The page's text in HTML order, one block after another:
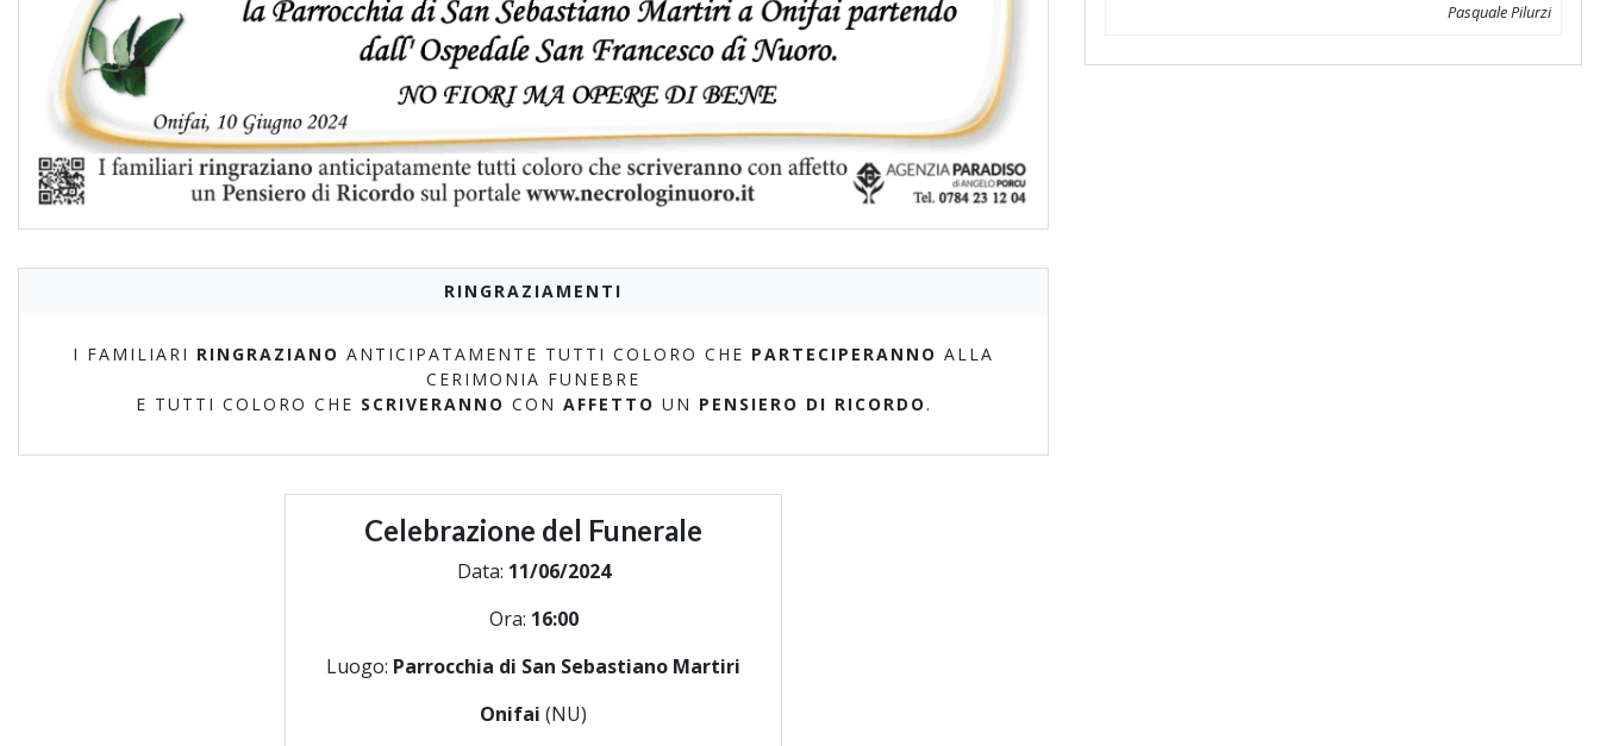
RINGRAZIAMENTI
I FAMILIARI RINGRAZIANO ANTICIPATAMENTE TUTTI COLORO CHE PARTECIPERANNO ALLA
CERIMONIA FUNEBRE
E TUTTI COLORO CHE SCRIVERANNO CON AFFETTO UN PENSIERO DI RICORDO .
Celebrazione del Funerale
Data: 11/06/2024
Ora: 16:00
Luogo: Parrocchia di San Sebastiano Martiri
Onifai (NU)
Pasquale Pilurzi